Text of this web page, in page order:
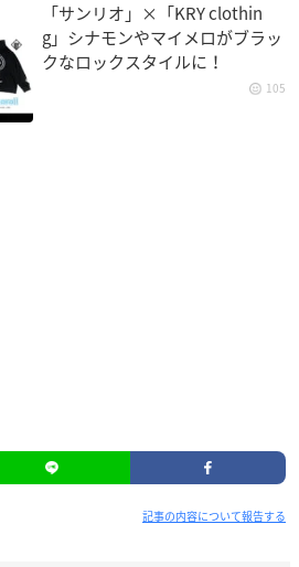
「サンリオ」×「KRY clothin
g」シナモンやマイメロがブラッ
クなロックスタイルに！
105
記事の内容について報告する